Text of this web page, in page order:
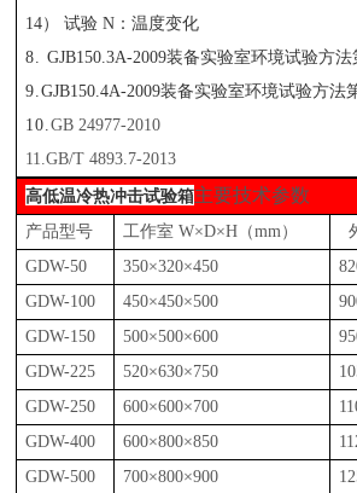
14） 试验 N：温度变化
8.GJB150.3A-2009装备实验室环境试验方
9.GJB150.4A-2009装备实验室环境试验方法
10.GB 24977-2010
11.GB/T 4893.7-2013
高低温冷热冲击试验箱主要技术参数
产品型号 工作室 W×D×H（mm）
GDW-50 350×320×450
GDW-100 450×450×500
GDW-150 500×500×600
GDW-225 520×630×750
GDW-250 600×600×700
GDW-400 600×800×850
GDW-500 700×800×900